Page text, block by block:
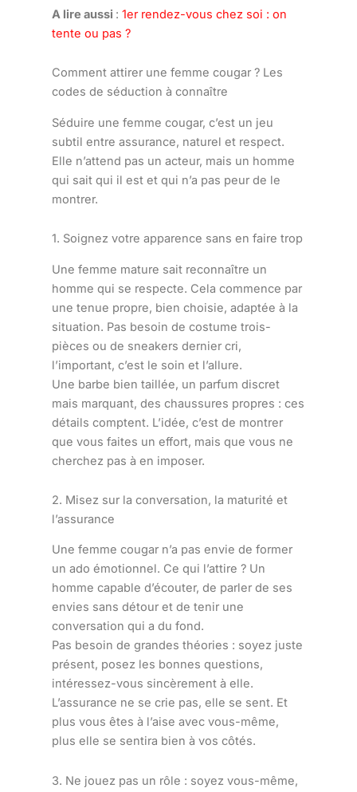
A lire aussi : 1er rendez-vous chez soi : on
tente ou pas ?
Comment attirer une femme cougar ? Les
codes de séduction à connaître
Séduire une femme cougar, c’est un jeu
subtil entre assurance, naturel et respect.
Elle n’attend pas un acteur, mais un homme
qui sait qui il est et qui n’a pas peur de le
montrer.
1. Soignez votre apparence sans en faire trop
Une femme mature sait reconnaître un
homme qui se respecte. Cela commence par
une tenue propre, bien choisie, adaptée à la
situation. Pas besoin de costume trois-
pièces ou de sneakers dernier cri,
l’important, c’est le soin et l’allure.
Une barbe bien taillée, un parfum discret
mais marquant, des chaussures propres : ces
détails comptent. L’idée, c’est de montrer
que vous faites un effort, mais que vous ne
cherchez pas à en imposer.
2. Misez sur la conversation, la maturité et
l’assurance
Une femme cougar n’a pas envie de former
un ado émotionnel. Ce qui l’attire ? Un
homme capable d’écouter, de parler de ses
envies sans détour et de tenir une
conversation qui a du fond.
Pas besoin de grandes théories : soyez juste
présent, posez les bonnes questions,
intéressez-vous sincèrement à elle.
L’assurance ne se crie pas, elle se sent. Et
plus vous êtes à l’aise avec vous-même,
plus elle se sentira bien à vos côtés.
3. Ne jouez pas un rôle : soyez vous-même,